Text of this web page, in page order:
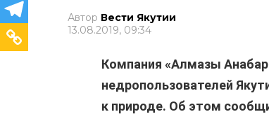
Автор Вести Якутии
13.08.2019, 09:34
Компания «Алмазы
недропользователей
к природе. Об этом